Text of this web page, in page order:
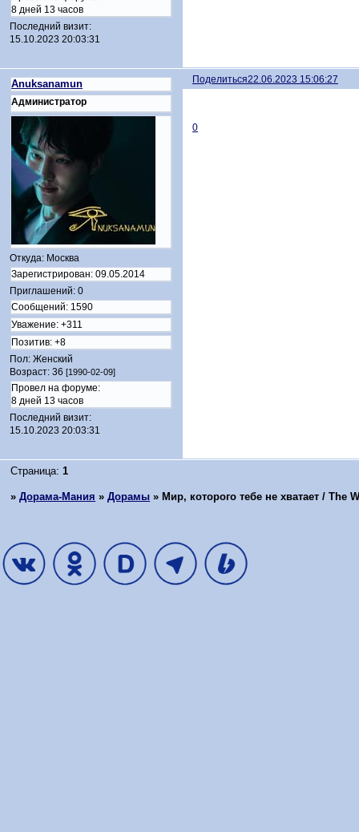
8 дней 13 часов
Последний визит:
15.10.2023 20:03:31
Поделиться22.06.2023 15:06:27
Anuksanamun
Администратор
Откуда: Москва
Зарегистрирован: 09.05.2014
Приглашений: 0
Сообщений: 1590
Уважение: +311
Позитив: +8
Пол: Женский
Возраст: 36 [1990-02-09]
Провел на форуме:
8 дней 13 часов
Последний визит:
15.10.2023 20:03:31
0
Страница:1
»Дорама-Мания »Дорамы » Мир, которого тебе не хватает / The